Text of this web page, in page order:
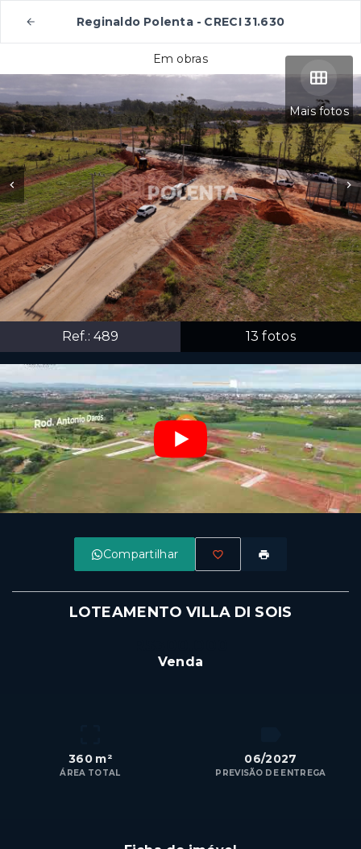
Reginaldo Polenta - CRECI 31.630
Mais fotos
Ref.: 489 13 fotos
Em obras
Compartilhar
LOTEAMENTO VILLA DI SOIS
Venda
360 m²
ÁREA TOTAL
06/2027
PREVISÃO DE ENTREGA